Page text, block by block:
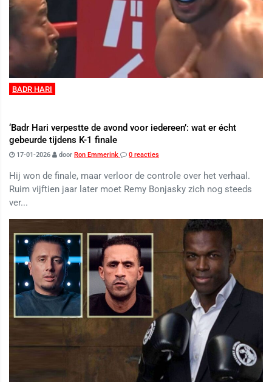
BADR HARI
‘Badr Hari verpestte de avond voor iedereen’: wat er écht
gebeurde tijdens K-1 finale
17-01-2026 door Ron Emmerink 0 reacties
Hij won de finale, maar verloor de controle over het verhaal.
Ruim vijftien jaar later moet Remy Bonjasky zich nog steeds
ver...